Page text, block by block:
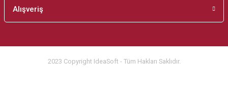
Alışveriş
2023 Copyright IdeaSoft - Tüm Hakları Saklıdır.